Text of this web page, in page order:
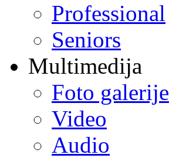
Professional
Seniors
Multimedija
Foto galerije
Video
Audio